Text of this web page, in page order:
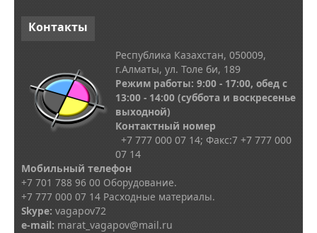
Контакты
Республика Казахстан, 050009,
г.Алматы, ул. Толе би, 189
Режим работы: 9:00 - 17:00, обед с
13:00 - 14:00 (суббота и воскресенье
выходной)
Контактный номер
+7 777 000 07 14; Факс:7 +7 777 000
07 14
Мобильный телефон
+7 701 788 96 00 Оборудование.
+7 777 000 07 14 Расходные материалы.
Skype: vagapov72
e-mail: marat_vagapov@mail.ru